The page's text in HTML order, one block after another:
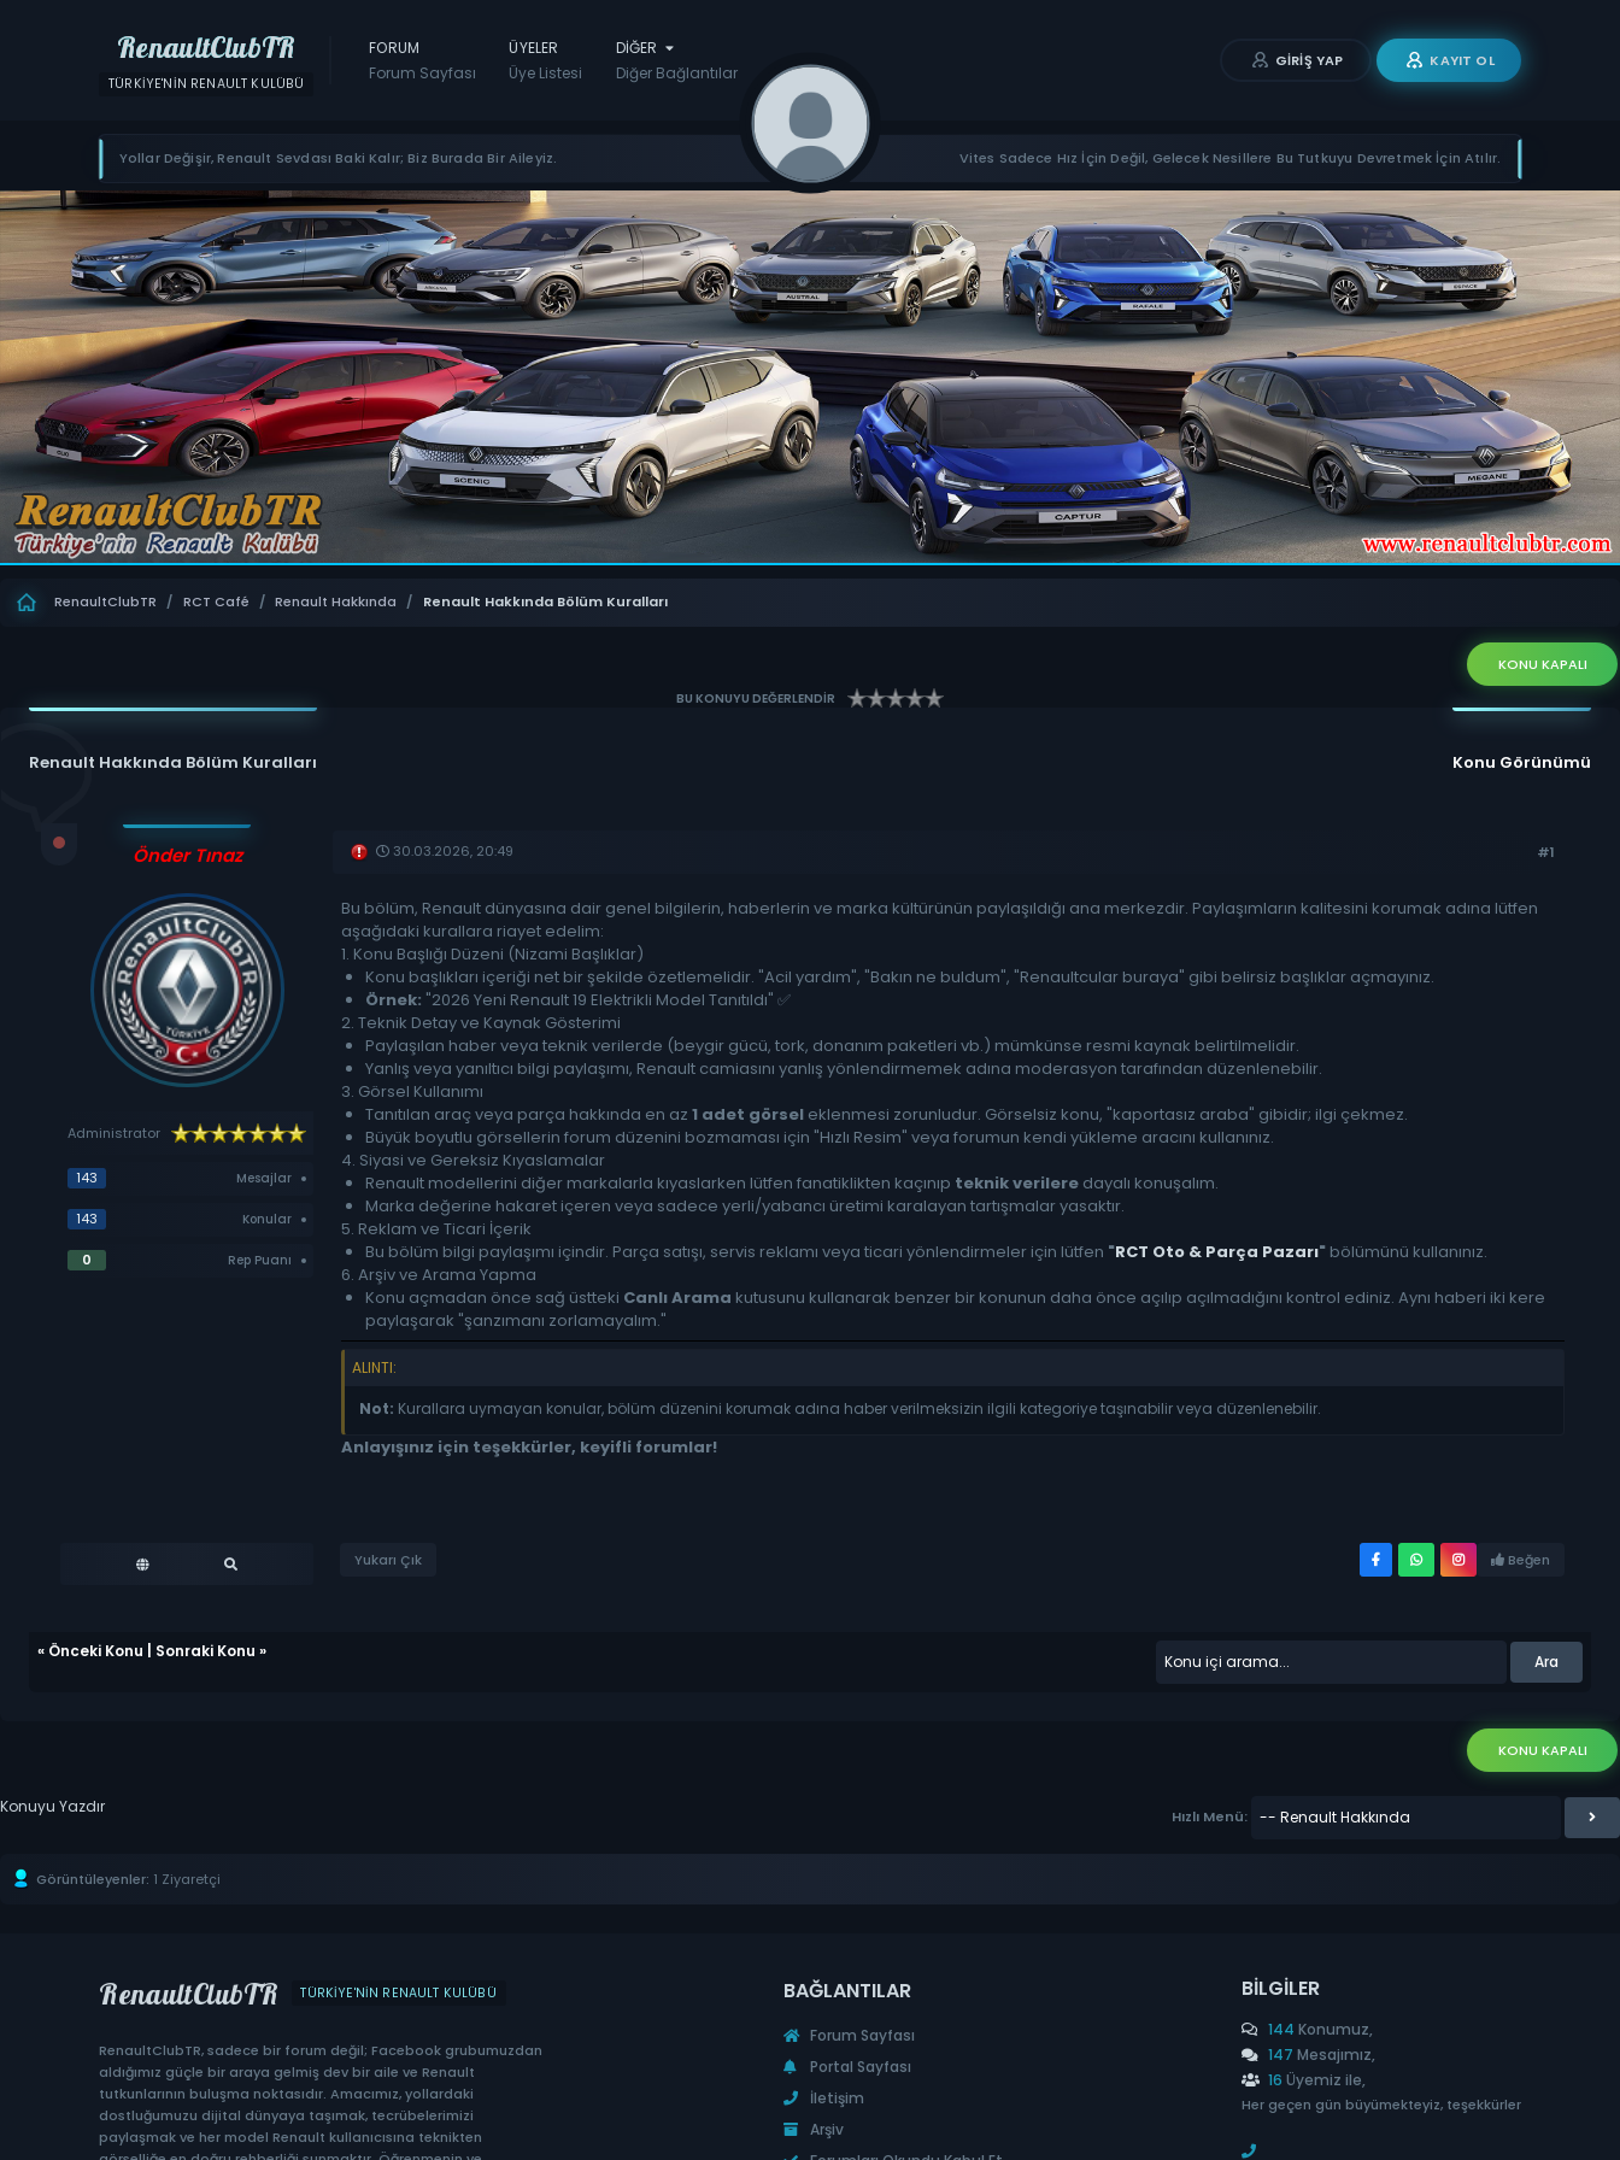
RenaultClubTR
TÜRKIYE'NIN RENAULT KULÜBÜ
FORUM
Forum Sayfası
ÜYELER
Üye Listesi
DIĞER
Diğer Bağlantılar
GIRIŞ YAP KAYIT OL
Yollar Değişir, Renault Sevdası Baki Kalır; Biz Burada Bir Aileyiz. Vites Sadece Hız İçin Değil, Gelecek Nesillere Bu Tutkuyu Devretmek İçin Atılır.
RenaultClubTR / RCT Café / Renault Hakkında / Renault Hakkında Bölüm Kuralları
KONU KAPALI
BU KONUYU DEĞERLENDİR
Konu Görünümü
Renault Hakkında Bölüm Kuralları
Önder Tınaz
Administrator
143 Mesajlar
143 Konular
0 Rep Puanı
30.03.2026, 20:49 #1
Bu bölüm, Renault dünyasına dair genel bilgilerin, haberlerin ve marka kültürünün paylaşıldığı ana merkezdir. Paylaşımların kalitesini korumak adına lütfen
aşağıdaki kurallara riayet edelim:
1. Konu Başlığı Düzeni (Nizami Başlıklar)
Konu başlıkları içeriği net bir şekilde özetlemelidir. "Acil yardım", "Bakın ne buldum", "Renaultcular buraya" gibi belirsiz başlıklar açmayınız.
Örnek: "2026 Yeni Renault 19 Elektrikli Model Tanıtıldı" ✅
2. Teknik Detay ve Kaynak Gösterimi
Paylaşılan haber veya teknik verilerde (beygir gücü, tork, donanım paketleri vb.) mümkünse resmi kaynak belirtilmelidir.
Yanlış veya yanıltıcı bilgi paylaşımı, Renault camiasını yanlış yönlendirmemek adına moderasyon tarafından düzenlenebilir.
3. Görsel Kullanımı
Tanıtılan araç veya parça hakkında en az 1 adet görseleklenmesi zorunludur. Görselsiz konu, "kaportasız araba" gibidir; ilgi çekmez.
Büyük boyutlu görsellerin forum düzenini bozmaması için "Hızlı Resim" veya forumun kendi yükleme aracını kullanınız.
4. Siyasi ve Gereksiz Kıyaslamalar
Renault modellerini diğer markalarla kıyaslarken lütfen fanatiklikten kaçınıp teknik verileredayalı konuşalım.
Marka değerine hakaret içeren veya sadece yerli/yabancı üretimi karalayan tartışmalar yasaktır.
5. Reklam ve Ticari İçerik
Bu bölüm bilgi paylaşımı içindir. Parça satışı, servis reklamı veya ticari yönlendirmeler için lütfen "RCT Oto & Parça Pazarı"bölümünü kullanınız.
6. Arşiv ve Arama Yapma
Konu açmadan önce sağ üstteki Canlı Arama kutusunu kullanarak benzer bir konunun daha önce açılıp açılmadığını kontrol ediniz. Aynı haberi iki kere
paylaşarak "şanzımanı zorlamayalım."
ALINTI:
Not: Kurallara uymayan konular, bölüm düzenini korumak adına haber verilmeksizin ilgili kategoriye taşınabilir veya düzenlenebilir.
Anlayışınız için teşekkürler, keyifli forumlar!
Yukarı Çık Beğen
« Önceki Konu Sonraki Konu »
KONU KAPALI
Konuyu Yazdır
Hızlı Menü:
Görüntüleyenler: 1 Ziyaretçi
RenaultClubTR TÜRKIYE'NIN RENAULT KULÜBÜ
RenaultClubTR, sadece bir forum değil; Facebook grubumuzdan
aldığımız güçle bir araya gelmiş dev bir aile ve Renault
tutkunlarının buluşma noktasıdır. Amacımız, yollardaki
dostluğumuzu dijital dünyaya taşımak, tecrübelerimizi
paylaşmak ve her model Renault kullanıcısına teknikten
BAĞLANTILAR
Forum Sayfası
Portal Sayfası
İletişim
Arşiv
BILGILER
144 Konumuz,
147 Mesajımız,
16 Üyemiz ile,
Her geçen gün büyümekteyiz, teşekkürler